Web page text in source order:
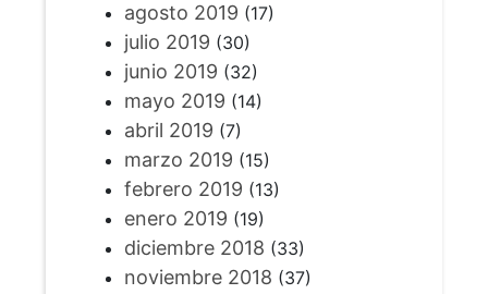
agosto 2019 (17)
julio 2019 (30)
junio 2019 (32)
mayo 2019 (14)
abril 2019 (7)
marzo 2019 (15)
febrero 2019 (13)
enero 2019 (19)
diciembre 2018 (33)
noviembre 2018 (37)